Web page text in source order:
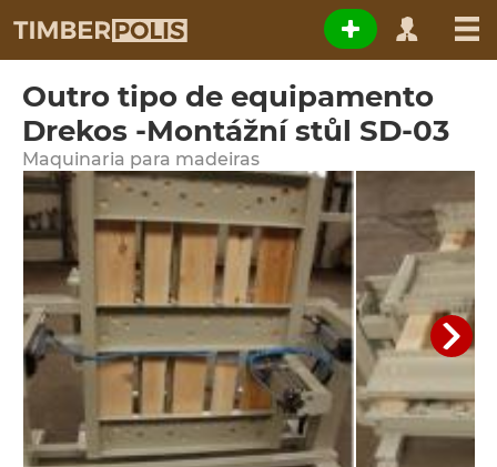
Outro tipo de equipamento
Drekos -Montážní stůl SD-03
Maquinaria para madeiras